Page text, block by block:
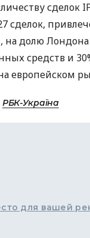
сделок
сделок,
на долю
средств и
европейском
РБК-Україна
для вашей